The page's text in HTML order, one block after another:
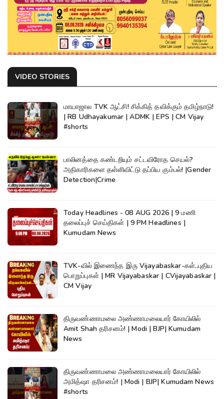
VIDEO STORIES
மாயாஜால TVK ஆட்சி! சிக்கித் தவிக்கும் தமிழ்நாடு!
| RB Udhayakumar | ADMK | EPS | CM Vijay
#shorts
பாலினத்தை கண்டறியும் சட்டவிரோத செயல்?
அதிகாரிகளை தள்ளிவிட்டு தப்பிய கும்பல்! |Gender
Detection|Crime
Today Headlines - 08 AUG 2026 | 9 மணி
தலைப்புச் செய்திகள் | 9 PM Headlines |
Kumudam News
TVK-வில் இணைந்த இரு Vijayabaskar-கள்..புதிய
பொறுப்புகள் | MR Vijayabaskar | CVijayabaskar |
CM Vijay
திருவண்ணாமலை அண்ணாமலையார் கோயிலில்
Amit Shah தரிசனம்! | Modi | BJP| Kumudam
News
திருவண்ணாமலை அண்ணாமலையார் கோயிலில்
அமித்ஷா தரிசனம்! | Modi | BJP| Kumudam News
#shorts